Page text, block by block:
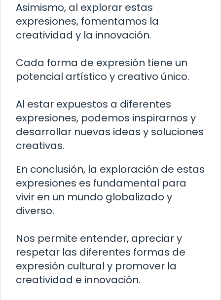
Asimismo, al explorar estas
expresiones, fomentamos la
creatividad y la innovación.
Cada forma de expresión tiene un
potencial artístico y creativo único.
Al estar expuestos a diferentes
expresiones, podemos inspirarnos y
desarrollar nuevas ideas y soluciones
creativas.
En conclusión, la exploración de estas
expresiones es fundamental para
vivir en un mundo globalizado y
diverso.
Nos permite entender, apreciar y
respetar las diferentes formas de
expresión cultural y promover la
creatividad e innovación.